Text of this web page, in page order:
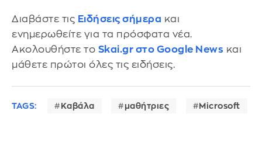
Διαβάστε τις Ειδήσεις σήμερα και
ενημερωθείτε για τα πρόσφατα νέα.
Ακολουθήστε το Skai.gr στο Google News και
μάθετε πρώτοι όλες τις ειδήσεις.
TAGS: Καβάλα μαθήτριες Microsoft